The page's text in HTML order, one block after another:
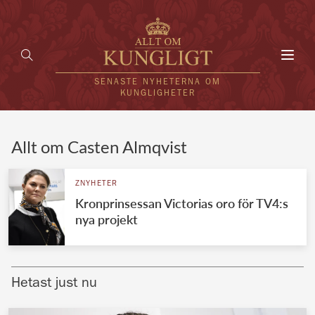
SENASTE NYHETERNA OM
KUNGLIGHETER
UTLÄNDSKT
VÄRLDENS KUNGAHUS
Brittiska kungahuset
Allt om Casten Almqvist
ZNYHETER
Kronprinsessan Victorias oro för TV4:s
nya projekt
Hetast just nu